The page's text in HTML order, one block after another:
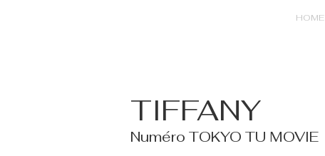
HOME
TIFFANY
Numéro TOKYO TU MOVIE